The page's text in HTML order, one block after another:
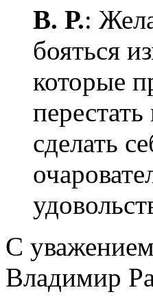
В. Р.:
бояться
которые
сделать
С
Владимир